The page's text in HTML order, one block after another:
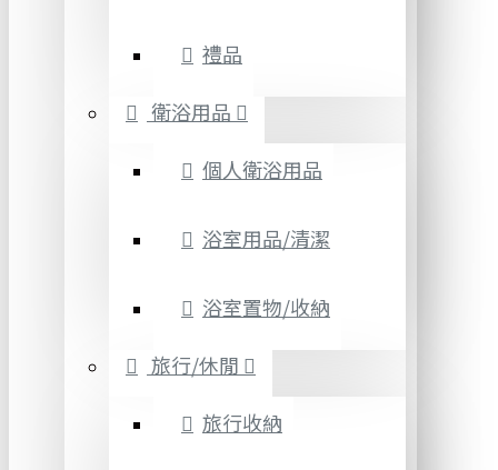
禮品
衛浴用品
個人衛浴用品
浴室用品/清潔
浴室置物/收納
旅行/休閒
旅行收納